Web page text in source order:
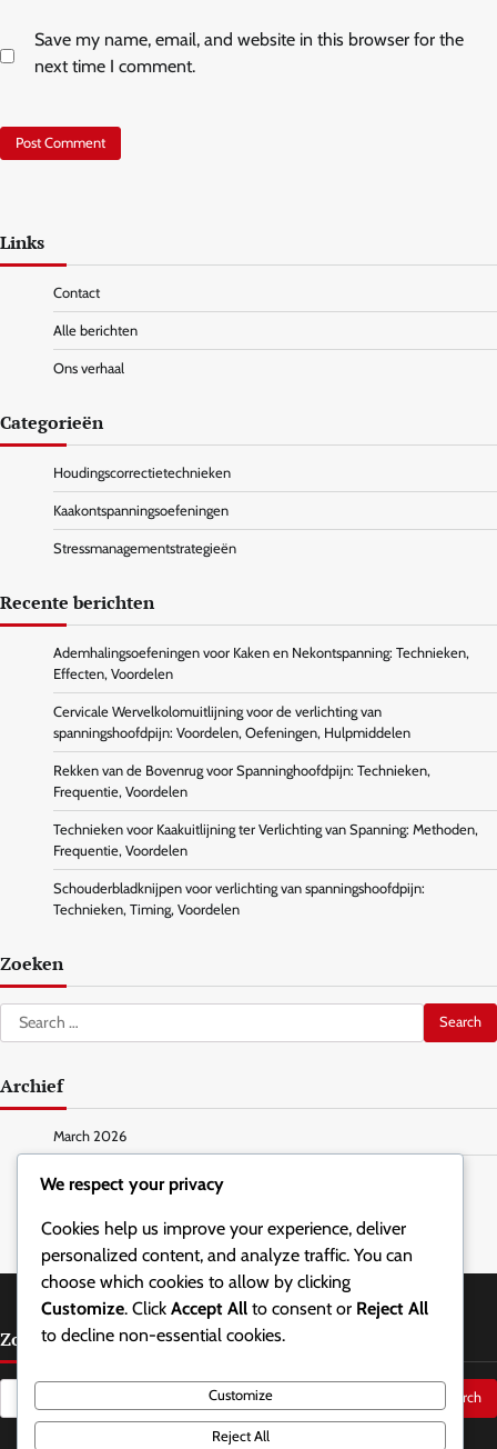
Save my name, email, and website in this browser for the
next time I comment.
Links
Contact
Alle berichten
Ons verhaal
Categorieën
Houdingscorrectietechnieken
Kaakontspanningsoefeningen
Stressmanagementstrategieën
Recente berichten
Ademhalingsoefeningen voor Kaken en Nekontspanning: Technieken,
Effecten, Voordelen
Cervicale Wervelkolomuitlijning voor de verlichting van
spanningshoofdpijn: Voordelen, Oefeningen, Hulpmiddelen
Rekken van de Bovenrug voor Spanninghoofdpijn: Technieken,
Frequentie, Voordelen
Technieken voor Kaakuitlijning ter Verlichting van Spanning: Methoden,
Frequentie, Voordelen
Schouderbladknijpen voor verlichting van spanningshoofdpijn:
Technieken, Timing, Voordelen
Zoeken
Search
for:
Archief
March 2026
February 2026
Zoeken
Search
for:
We respect your privacy
Cookies help us improve your experience, deliver
personalized content, and analyze traffic. You can
choose which cookies to allow by clicking
Customize. Click Accept All to consent or Reject All
to decline non-essential cookies.
Customize
Reject All